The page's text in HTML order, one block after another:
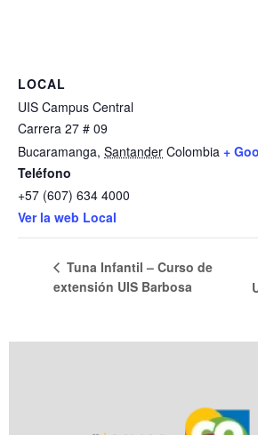
LOCAL
UIS Campus Central
Carrera 27 # 09
Bucaramanga, Santander Colombia +
Teléfono
+57 (607) 634 4000
Ver la web Local
Tuna Infantil – Curso de
extensión UIS Barbosa